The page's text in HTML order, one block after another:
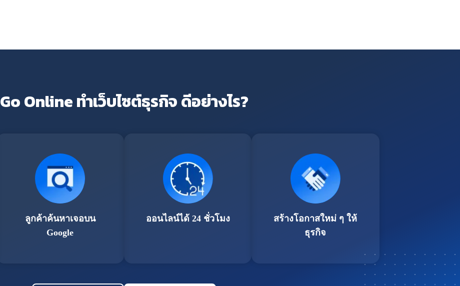
Go Online ทำเว็บไซต์ธุรกิจ ดีอย่างไร?
ลูกค้าค้นหาเจอบน
Google
ออนไลน์ได้ 24 ชั่วโมง
สร้างโอกาสใหม่ ๆ ให้
ธุรกิจ